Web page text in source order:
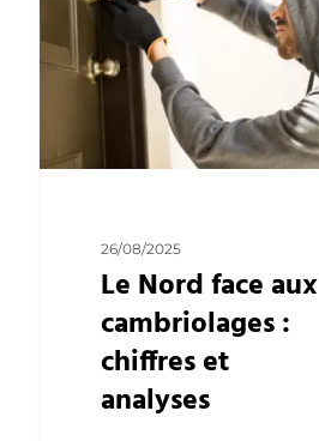
face
aux
cambriolages
chiffres
analyses26/08/2025
Le Nord face aux
cambriolages :
chiffres et
analyses